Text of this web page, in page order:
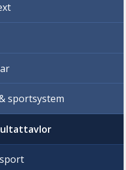
sportsystem